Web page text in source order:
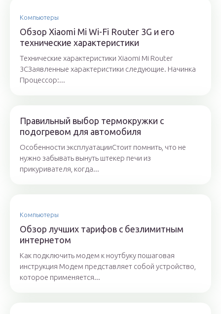
Компьютеры
Обзор Xiaomi Mi Wi-Fi Router 3G и его
технические характеристики
Технические характеристики Xiaomi Mi Router
3CЗаявленные характеристики следующие. Начинка
Процессор:...
Правильный выбор термокружки с
подогревом для автомобиля
Особенности эксплуатацииСтоит помнить, что не
нужно забывать вынуть штекер печи из
прикуривателя, когда...
Компьютеры
Обзор лучших тарифов с безлимитным
интернетом
Как подключить модем к ноутбуку пошаговая
инструкция Модем представляет собой устройство,
которое применяется...